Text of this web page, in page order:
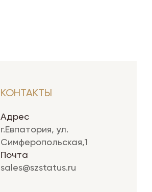
КОНТАКТЫ
Адрес
г.Евпатория, ул.
Симферопольская,1
Почта
sales@szstatus.ru